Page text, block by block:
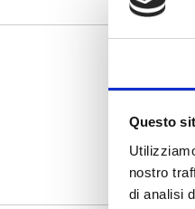
Questo
nostro
di analisi